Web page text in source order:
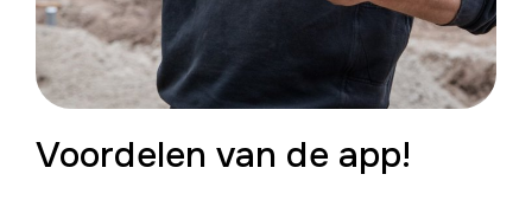
Voordelen van de app!